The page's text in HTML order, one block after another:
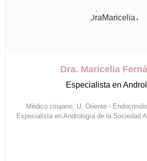
Dra. Maricelia
Especialista en
Médico cirujano, U. Oriente -
Especialista en Andrología de la Sociedad